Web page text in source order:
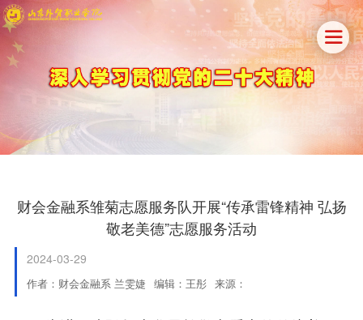

财会金融系雏菊志愿服务队开展“传承雷锋精神 弘扬
敬老美德”志愿服务活动
2024-03-29
作者：财会金融系 兰雯婕 编辑：王彤 来源：